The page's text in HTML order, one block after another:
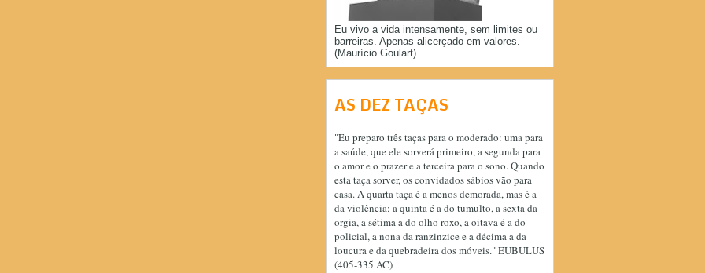
Eu vivo a vida intensamente, sem limites ou
barreiras. Apenas alicerçado em valores.
(Maurício Goulart)
AS DEZ TAÇAS
"Eu preparo três taças para o moderado: uma para
a saúde, que ele sorverá primeiro, a segunda para
o amor e o prazer e a terceira para o sono. Quando
esta taça sorver, os convidados sábios vão para
casa. A quarta taça é a menos demorada, mas é a
da violência; a quinta é a do tumulto, a sexta da
orgia, a sétima a do olho roxo, a oitava é a do
policial, a nona da ranzinzice e a décima a da
loucura e da quebradeira dos móveis." EUBULUS
(405-335 AC)